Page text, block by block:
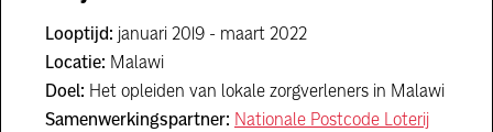
persoonlijke verhalen
voor bedrijven
Looptijd: januari 2019 - maart 2022
Locatie: Malawi
Doel: Het opleiden van lokale zorgverleners in Malawi
Samenwerkingspartner: Nationale Postcode Loterij